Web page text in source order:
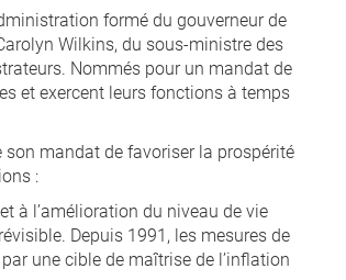
formé du gouverneur de
Wilkins, du sous-ministre des
Nommés pour un mandat de
et exercent leurs fonctions à temps
mandat de favoriser la prospérité
:
à l’amélioration du niveau de vie
Depuis 1991, les mesures de
une cible de maîtrise de l’inflation